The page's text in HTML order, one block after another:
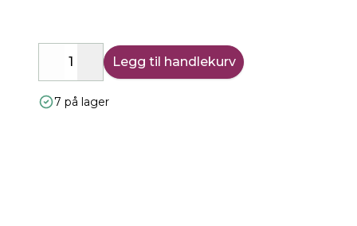
DecreaseIncrease
Legg til handlekurv
7 på lager